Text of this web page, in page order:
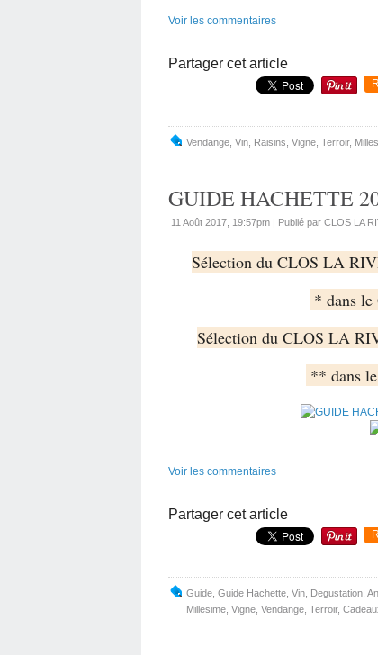
Voir les commentaires
Partager cet article
Vendange Vin Raisins Vigne Terroir,
GUIDE HACHETTE
11 Août 2017, 19:57pm | Publié par CLOS LA
Sélection du CLOS LA
* dans
Sélection du CLOS LA
** dans
Voir les commentaires
Partager cet article
Guide Guide Hachette Vin Degustation
Millesime Vigne Vendange Terroir,